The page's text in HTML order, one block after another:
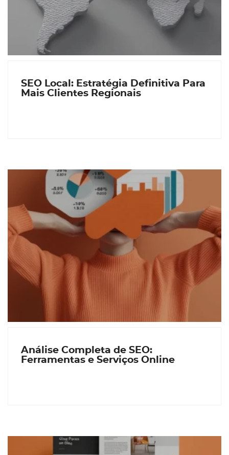
SEO Local: Estratégia Definitiva Para
Mais Clientes Regionais
Análise Completa de SEO:
Ferramentas e Serviços Online